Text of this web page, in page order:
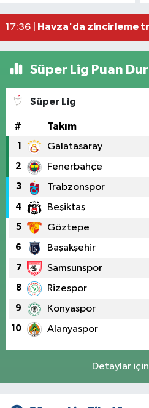
17:36 |
Havza'da zincirleme
Süper Lig Puan
Süper Lig
# Takım
1 Galatasaray
2 Fenerbahçe
3 Trabzonspor
4 Beşiktaş
5 Göztepe
6 Başakşehir
7 Samsunspor
8 Rizespor
9 Konyaspor
10 Alanyaspor
Detaylar için